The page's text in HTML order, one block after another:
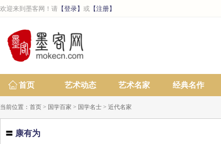
欢迎来到墨客网！请 【登录】 或 【注册】
首页 艺术动态 艺术名家 经典名作
当前位置： 首页 > 国学百家 > 国学名士 > 近代名家
〓 康有为